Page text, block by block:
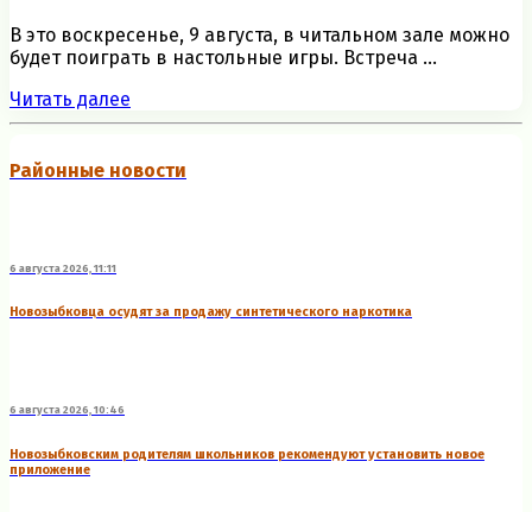
В это воскресенье, 9 августа, в читальном зале можно
будет поиграть в настольные игры. Встреча ...
Читать далее
Районные новости
6 августа 2026, 11:11
Новозыбковца осудят за продажу синтетического наркотика
6 августа 2026, 10:46
Новозыбковским родителям школьников рекомендуют установить новое
приложение